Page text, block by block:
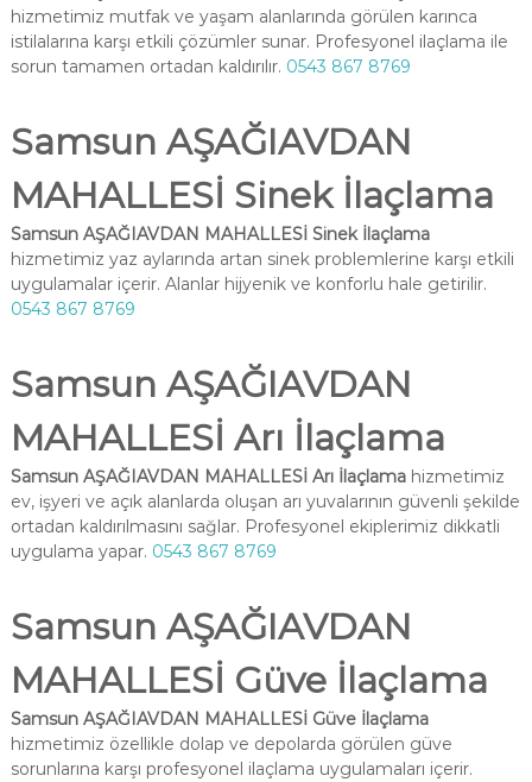
hizmetimiz mutfak ve yaşam alanlarında görülen karınca
istilalarına karşı etkili çözümler sunar. Profesyonel ilaçlama ile
sorun tamamen ortadan kaldırılır. 0543 867 8769
Samsun AŞAĞIAVDAN
MAHALLESİ Sinek İlaçlama
Samsun AŞAĞIAVDAN MAHALLESİ Sinek İlaçlama
hizmetimiz yaz aylarında artan sinek problemlerine karşı etkili
uygulamalar içerir. Alanlar hijyenik ve konforlu hale getirilir.
0543 867 8769
Samsun AŞAĞIAVDAN
MAHALLESİ Arı İlaçlama
Samsun AŞAĞIAVDAN MAHALLESİ Arı İlaçlamahizmetimiz
ev, işyeri ve açık alanlarda oluşan arı yuvalarının güvenli şekilde
ortadan kaldırılmasını sağlar. Profesyonel ekiplerimiz dikkatli
uygulama yapar. 0543 867 8769
Samsun AŞAĞIAVDAN
MAHALLESİ Güve İlaçlama
Samsun AŞAĞIAVDAN MAHALLESİ Güve İlaçlama
hizmetimiz özellikle dolap ve depolarda görülen güve
sorunlarına karşı profesyonel ilaçlama uygulamaları içerir.